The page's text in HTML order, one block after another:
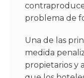
problema de
Una de las
medida
propietarios y